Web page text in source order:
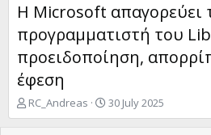
Η Microsoft απαγορεύει
προγραμματιστή του
προειδοποίηση,
έφεση
A
u
RC_Andreas
P
u
30 July 2025